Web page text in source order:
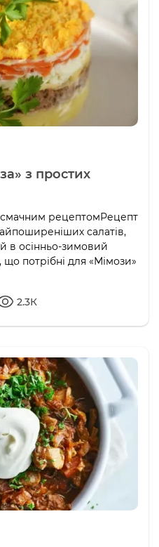
з простих
смачним рецептомРецепт
салатів,
в осінньо-зимовий
потрібні для «Мімози»
2.3К